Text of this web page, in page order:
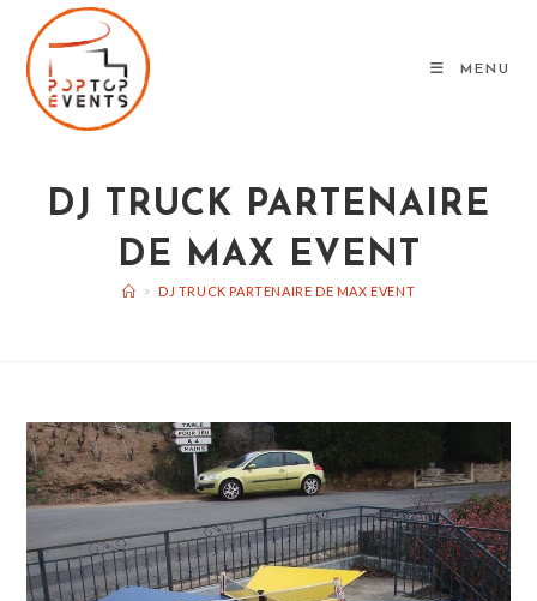
content
MENU
DJ TRUCK PARTENAIRE
DE MAX EVENT
> DJ TRUCK PARTENAIRE DE MAX EVENT